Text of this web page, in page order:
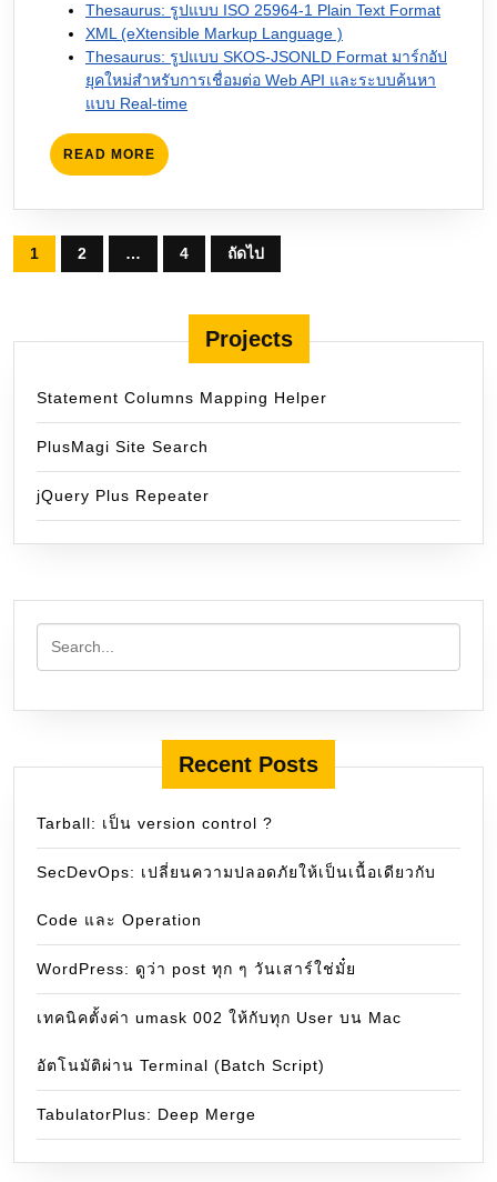
Thesaurus: รูปแบบ ISO 25964-1 Plain Text Format
XML (eXtensible Markup Language )
Thesaurus: รูปแบบ SKOS-JSONLD Format มาร์กอัป
ยุคใหม่สำหรับการเชื่อมต่อ Web API และระบบค้นหา
แบบ Real-time
READ MORE READ
MORE
Posts
pagination
1 2 … 4 ถัดไป
Projects
Statement Columns Mapping Helper
PlusMagi Site Search
jQuery Plus Repeater
Recent Posts
Tarball: เป็น version control ?
SecDevOps: เปลี่ยนความปลอดภัยให้เป็นเนื้อเดียวกับ
Code และ Operation
WordPress: ดูว่า post ทุก ๆ วันเสาร์ใช่มั๋ย
เทคนิคตั้งค่า umask 002 ให้กับทุก User บน Mac
อัตโนมัติผ่าน Terminal (Batch Script)
TabulatorPlus: Deep Merge